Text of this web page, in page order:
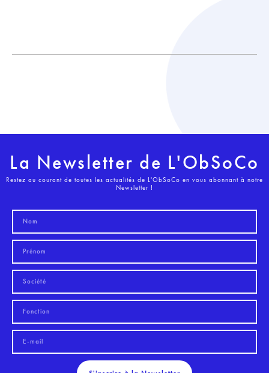
La Newsletter de L'ObSoCo
Restez au courant de toutes les actualités de L'ObSoCo en vous abonnant à notre
Newsletter !